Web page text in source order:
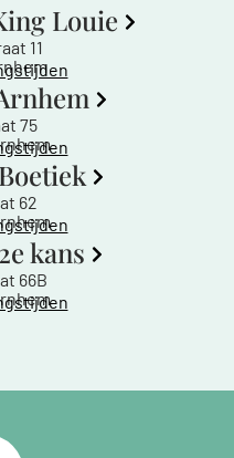
Louie
11
75
62
kans
66B